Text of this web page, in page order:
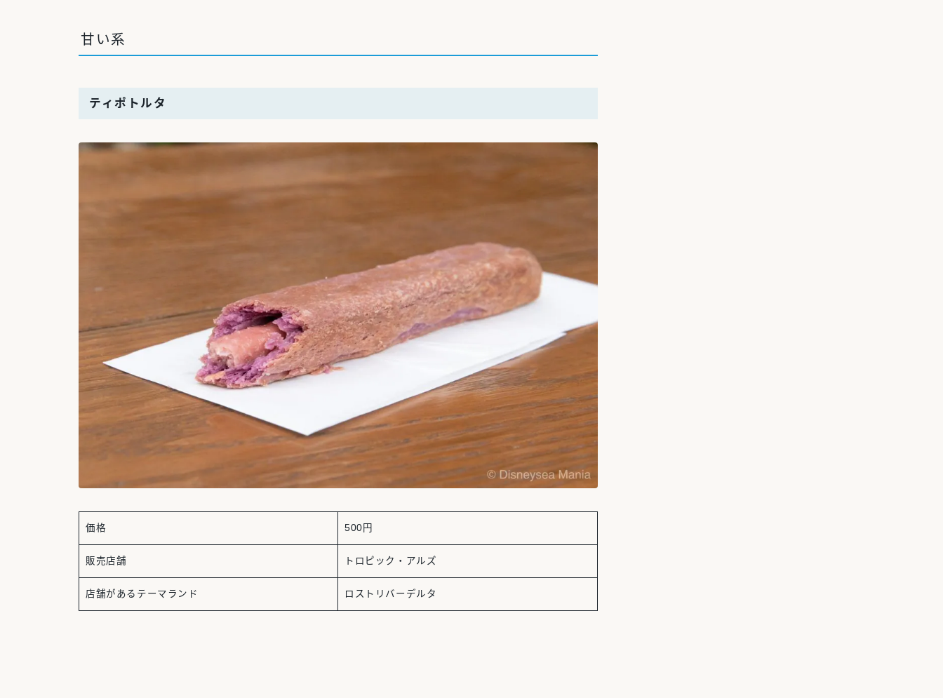
甘い系
ティポトルタ
価格 500円
販売店舗 トロピック・アルズ
店舗があるテーマランド ロストリバーデルタ